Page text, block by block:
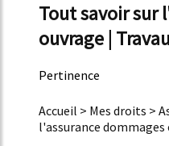
Tout savoir sur
ouvrage |
Pertinence
Accueil > Mes droits >
l'assurance dommages